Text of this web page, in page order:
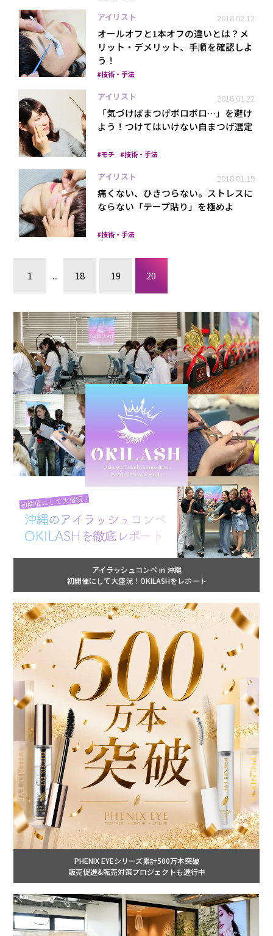
アイリスト 2018.02.12
オールオフと1本オフの違いとは？メ
リット・デメリット、手順を確認しよ
う！
技術・手法
アイリスト 2018.01.22
「気づけばまつげボロボロ…」を避け
よう！つけてはいけない自まつげ選定
モチ 技術・手法
アイリスト 2018.01.19
痛くない、ひきつらない。ストレスに
ならない「テープ貼り」を極めよ
技術・手法
1 ... 18 19 20
アイラッシュコンペ in 沖縄
初開催にして大盛況！OKILASHをレポート
PHENIX EYEシリーズ累計500万本突破
販売促進&転売対策プロジェクトも進行中